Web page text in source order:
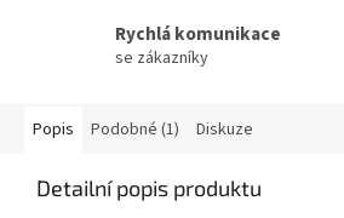
Rychlá komunikace
se zákazníky
Popis Podobné (1) Diskuze
Detailní popis produktu